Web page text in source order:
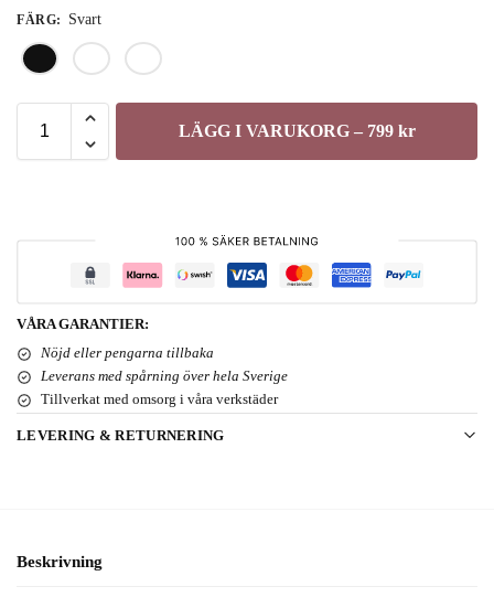
FÄRG: Svart
LÄGG I VARUKORG – 799 kr
VÅRA GARANTIER:
Nöjd eller pengarna tillbaka
Leverans med spårning över hela Sverige
Tillverkat med omsorg i våra verkstäder
LEVERING & RETURNERING
Beskrivning